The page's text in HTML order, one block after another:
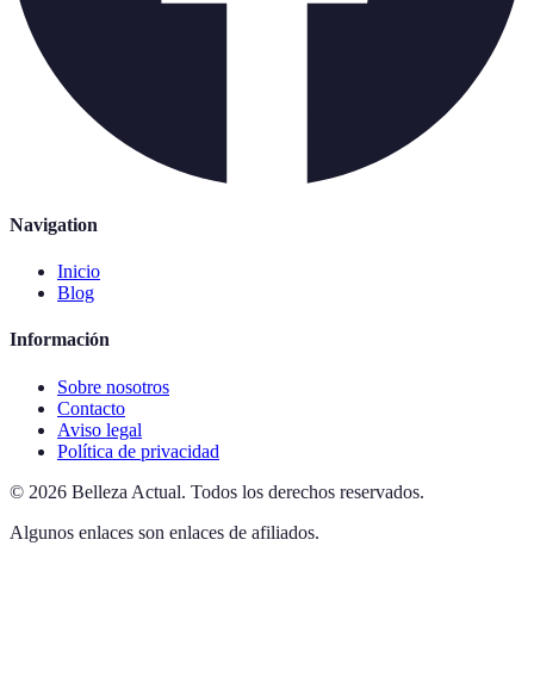
Navigation
Inicio
Blog
Información
Sobre nosotros
Contacto
Aviso legal
Política de privacidad
© 2026 Belleza Actual. Todos los derechos reservados.
Algunos enlaces son enlaces de afiliados.